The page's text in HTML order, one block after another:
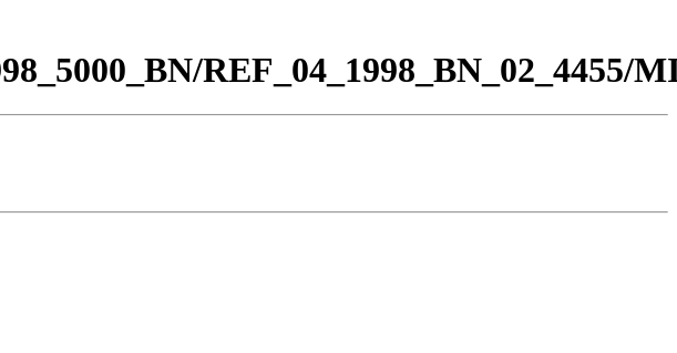
REF_04_1998_BN_02_4455/